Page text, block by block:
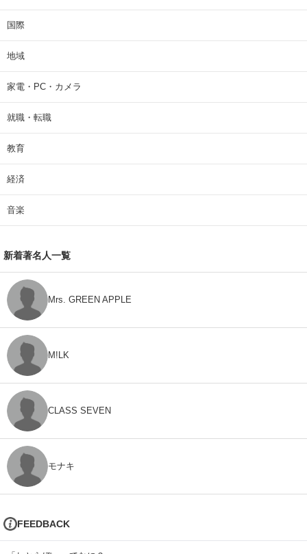
国際
地域
家電・PC・カメラ
就職・転職
教育
経済
音楽
新着著名人一覧
Mrs. GREEN APPLE
M!LK
CLASS SEVEN
モナキ
FEEDBACK